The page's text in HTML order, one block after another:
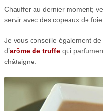
Chauffer au dernier moment;
servir avec des copeaux de
Je vous conseille également
d’arôme de truffe qui
châtaigne.